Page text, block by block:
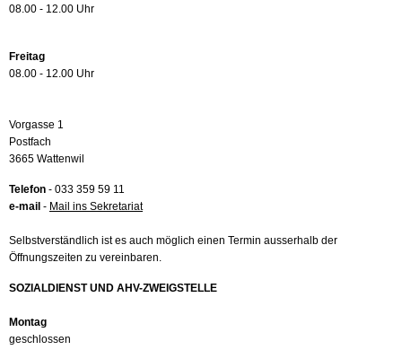
08.00 - 12.00 Uhr
Freitag
08.00 - 12.00 Uhr
Vorgasse 1
Postfach
3665 Wattenwil
Telefon - 033 359 59 11
e-mail - Mail ins Sekretariat
Selbstverständlich ist es auch möglich einen Termin ausserhalb der
Öffnungszeiten zu vereinbaren.
SOZIALDIENST UND AHV-ZWEIGSTELLE
Montag
geschlossen